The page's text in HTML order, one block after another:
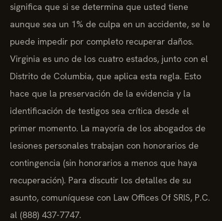
significa que si se determina que usted tiene
aunque sea un 1% de culpa en un accidente, se le
puede impedir por completo recuperar daños.
Virginia es uno de los cuatro estados, junto con el
Distrito de Columbia, que aplica esta regla. Esto
hace que la preservación de la evidencia y la
identificación de testigos sea crítica desde el
primer momento. La mayoría de los abogados de
lesiones personales trabajan con honorarios de
contingencia (sin honorarios a menos que haya
recuperación). Para discutir los detalles de su
asunto, comuníquese con Law Offices Of SRIS, P.C.
al (888) 437-7747.